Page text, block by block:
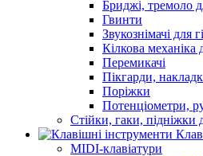
Бриджі, тремоло
Гвинти
Звукознімачі для
Кілкова механіка
Перемикачі
Пікгарди,
Поріжки
Потенціометри,
Стійки, гаки, підніжки
MIDI-клавіатури